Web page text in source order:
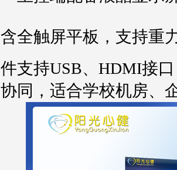
含全触屏平板，支持重
件支持USB、HDMI接
协同，适合学校机房、